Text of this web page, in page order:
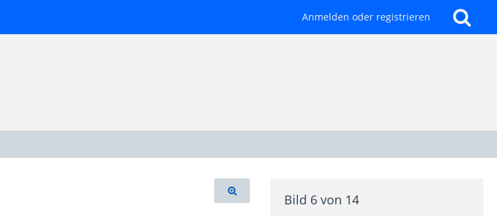
Anmelden oder registrieren
Bild 6 von 14